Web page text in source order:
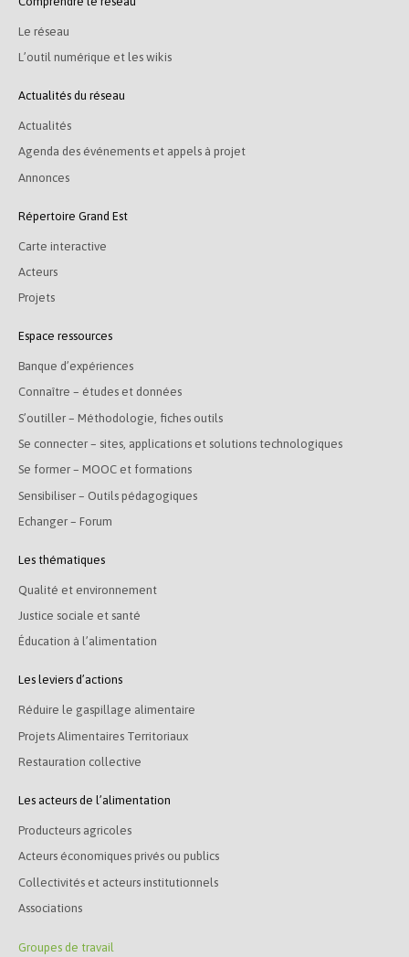
Le réseau
L’outil numérique et les wikis
Actualités du réseau
Actualités
Agenda des événements et appels à projet
Annonces
Répertoire Grand Est
Carte interactive
Acteurs
Projets
Espace ressources
Banque d’expériences
Connaître – études et données
S’outiller – Méthodologie, fiches outils
Se connecter – sites, applications et solutions technologiques
Se former – MOOC et formations
Sensibiliser – Outils pédagogiques
Echanger – Forum
Les thématiques
Qualité et environnement
Justice sociale et santé
Éducation à l’alimentation
Les leviers d’actions
Réduire le gaspillage alimentaire
Projets Alimentaires Territoriaux
Restauration collective
Les acteurs de l’alimentation
Producteurs agricoles
Acteurs économiques privés ou publics
Collectivités et acteurs institutionnels
Associations
Groupes de travail